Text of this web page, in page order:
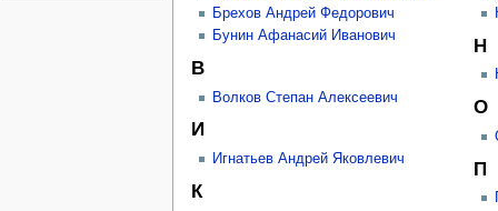
Брехов Андрей Федорович
Бунин Афанасий Иванович
В
Волков Степан Алексеевич
И
Игнатьев Андрей Яковлевич
К
Н
О
П